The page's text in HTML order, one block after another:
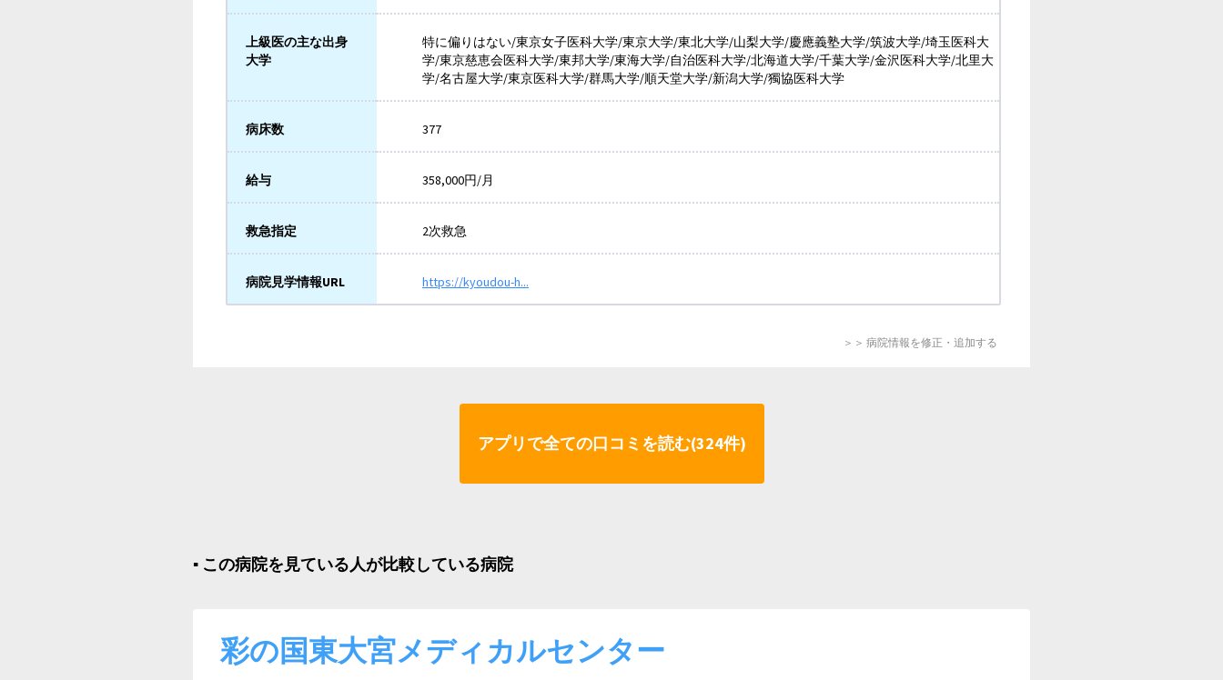
上級医の主な出身
大学
特に偏りはない/東京女子医科大学/東京大学/東北大学/山梨大学/慶應義塾大学/筑波大学/埼玉医科大
学/東京慈恵会医科大学/東邦大学/東海大学/自治医科大学/北海道大学/千葉大学/金沢医科大学/北里大
学/名古屋大学/東京医科大学/群馬大学/順天堂大学/新潟大学/獨協医科大学
病床数 377
給与 358,000円/月
救急指定 2次救急
病院見学情報URL https://kyoudou-h...
＞＞ 病院情報を修正・追加する
アプリで全ての口コミを読む(324件)
▪︎ この病院を見ている人が比較している病院
彩の国東大宮メディカルセンター